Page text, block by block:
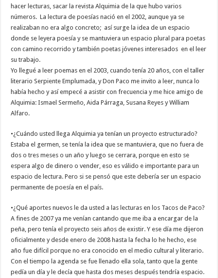
hacer lecturas, sacar la revista Alquimia de la que hubo varios
números. La lectura de poesías nació en el 2002, aunque ya se
realizaban no era algo concreto; así surge la idea de un espacio
donde se leyera poesía y se mantuviera un espacio plural para poetas
con camino recorrido y también poetas jóvenes interesados en el leer
su trabajo.
Yo llegué a leer poemas en el 2003, cuando tenía 20 años, con el taller
literario Serpiente Emplumada, y Don Paco me invito a leer, nunca lo
había hecho y así empecé a asistir con frecuencia y me hice amigo de
Alquimia: Ismael Sermeño, Aida Párraga, Susana Reyes y William
Alfaro.
•¿Cuándo usted llega Alquimia ya tenían un proyecto estructurado?
Estaba el germen, se tenía la idea que se mantuviera, que no fuera de
dos o tres meses o un año y luego se cerrara, porque en esto se
espera algo de dinero o vender, eso es válido e importante para un
espacio de lectura. Pero si se pensó que este debería ser un espacio
permanente de poesía en el país.
•¿Qué aportes nuevos le da usted a las lecturas en los Tacos de Paco?
A fines de 2007 ya me venían cantando que me iba a encargar de la
peña, pero tenía el proyecto seis años de existir. Y ese día me dijeron
oficialmente y desde enero de 2008 hasta la fecha lo he hecho, ese
año fue difícil porque no era conocido en el medio cultural y literario.
Con el tiempo la agenda se fue llenado ella sola, tanto que la gente
pedía un día y le decía que hasta dos meses después tendría espacio.